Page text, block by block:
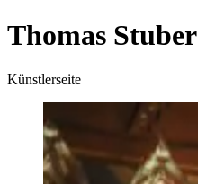
Thomas Stuber
Künstlerseite